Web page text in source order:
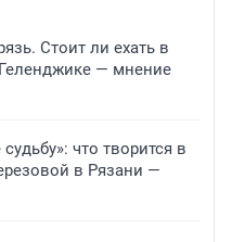
Стоит ли ехать в
— мнение
что творится в
в Рязани —